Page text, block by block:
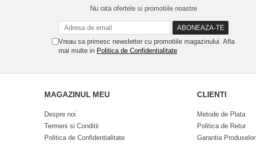
Nu rata ofertele si promotiile noastre
Vreau sa primesc newsletter cu promotiile magazinului. Afla
mai multe in Politica de Confidentialitate
MAGAZINUL MEU
Despre noi
Termeni si Conditii
Politica de Confidentialitate
CLIENTI
Metode de Plata
Politica de Retur
Garantia Produselor